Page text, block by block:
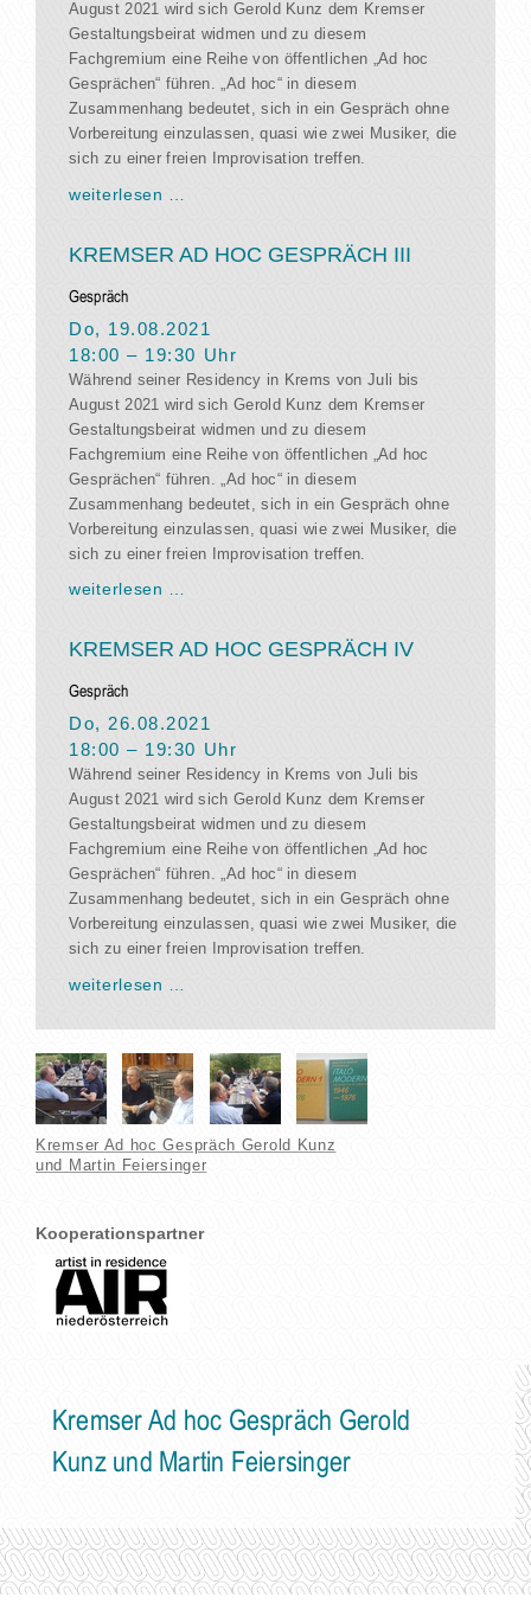
August 2021 wird sich Gerold Kunz dem Kremser
Gestaltungsbeirat widmen und zu diesem
Fachgremium eine Reihe von öffentlichen „Ad hoc
Gesprächen“ führen. „Ad hoc“ in diesem
Zusammenhang bedeutet, sich in ein Gespräch ohne
Vorbereitung einzulassen, quasi wie zwei Musiker, die
sich zu einer freien Improvisation treffen.
weiterlesen …
KREMSER AD HOC GESPRÄCH III
Gespräch
Do, 19.08.2021
18:00 – 19:30 Uhr
Während seiner Residency in Krems von Juli bis
August 2021 wird sich Gerold Kunz dem Kremser
Gestaltungsbeirat widmen und zu diesem
Fachgremium eine Reihe von öffentlichen „Ad hoc
Gesprächen“ führen. „Ad hoc“ in diesem
Zusammenhang bedeutet, sich in ein Gespräch ohne
Vorbereitung einzulassen, quasi wie zwei Musiker, die
sich zu einer freien Improvisation treffen.
weiterlesen …
KREMSER AD HOC GESPRÄCH IV
Gespräch
Do, 26.08.2021
18:00 – 19:30 Uhr
Während seiner Residency in Krems von Juli bis
August 2021 wird sich Gerold Kunz dem Kremser
Gestaltungsbeirat widmen und zu diesem
Fachgremium eine Reihe von öffentlichen „Ad hoc
Gesprächen“ führen. „Ad hoc“ in diesem
Zusammenhang bedeutet, sich in ein Gespräch ohne
Vorbereitung einzulassen, quasi wie zwei Musiker, die
sich zu einer freien Improvisation treffen.
weiterlesen …
Kremser Ad hoc Gespräch Gerold Kunz
und Martin Feiersinger
Kooperationspartner
Kremser Ad hoc Gespräch Gerold
Kunz und Martin Feiersinger